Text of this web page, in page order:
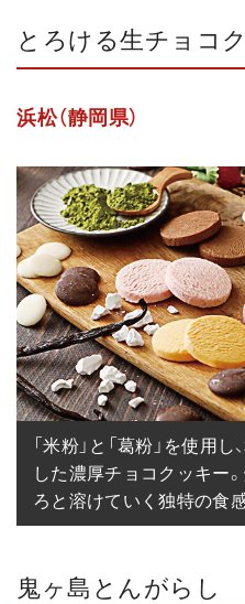
とろける生チョコ
浜松（静岡県）
「米粉」と「葛粉」を使用
した濃厚チョコクッキー
ろと溶けていく独特の食
鬼ヶ島とんがらし